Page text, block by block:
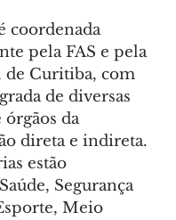
coordenada
pela FAS e pela
de Curitiba, com
de diversas
órgãos da
direta e indireta.
estão
Segurança
Meio